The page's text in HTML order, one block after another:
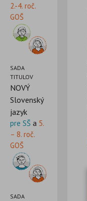
2.-4. roč.
GOŠ
SADA
TITULOV
NOVÝ
Slovenský
jazyk
pre SŠ a 5.
– 8. roč.
GOŠ
SADA